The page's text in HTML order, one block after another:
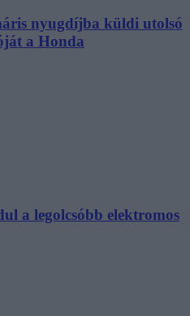
nyugdíjba küldi utolsó
a Honda
a legolcsóbb elektromos